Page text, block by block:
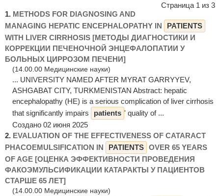
Страница 1 из 3
1. METHODS FOR DIAGNOSING AND
MANAGING HEPATIC ENCEPHALOPATHY IN
PATIENTS
WITH LIVER CIRRHOSIS [МЕТОДЫ ДИАГНОСТИКИ И
КОРРЕКЦИИ ПЕЧЕНОЧНОЙ ЭНЦЕФАЛОПАТИИ У
БОЛЬНЫХ ЦИРРОЗОМ ПЕЧЕНИ]
(14.00.00 Медицинские науки)
... UNIVERSITY NAMED AFTER MYRAT GARRYYEV,
ASHGABAT CITY, TURKMENISTAN Abstract: hepatic
encephalopathy (HE) is a serious complication of liver cirrhosis
that significantly impairs
patients ' quality of ...
Создано 02 июня 2025
2. EVALUATION OF THE EFFECTIVENESS OF CATARACT
PHACOEMULSIFICATION IN
PATIENTS OVER 65 YEARS
OF AGE [ОЦЕНКА ЭФФЕКТИВНОСТИ ПРОВЕДЕНИЯ
ФАКОЭМУЛЬСИФИКАЦИИ КАТАРАКТЫ У ПАЦИЕНТОВ
СТАРШЕ 65 ЛЕТ]
(14.00.00 Медицинские науки)